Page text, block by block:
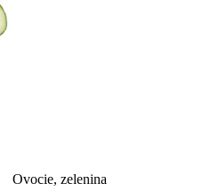
Ovocie, zelenina